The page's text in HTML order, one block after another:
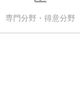
専門分野・得意分野